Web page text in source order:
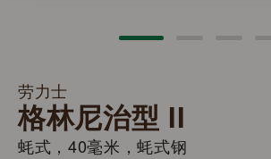
劳力士
格林尼治型 II
蚝式，40毫米，蚝式钢